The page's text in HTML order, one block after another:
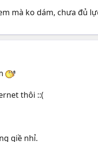
mà ko dám, chưa đủ
thôi ::(
giề nhỉ.